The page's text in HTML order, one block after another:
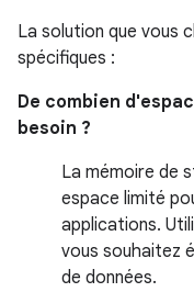
La solution que vous
spécifiques :
De combien
besoin ?
La mémoire de
espace limité
applications.
vous souhaitez
de données.